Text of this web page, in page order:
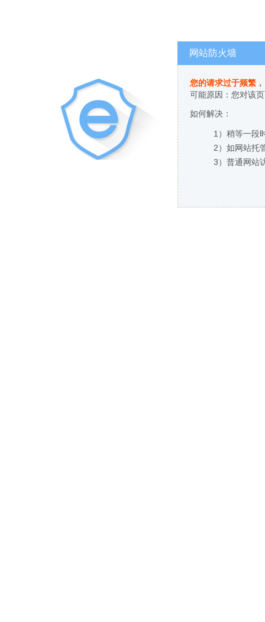
网站防火墙
您的请求过于频繁
可能原因：您对该
如何解决：
1）稍等一段
2）如网站托
3）普通网站